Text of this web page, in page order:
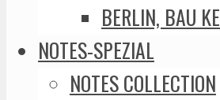
BERLIN, BAU
NOTES-SPEZIAL
NOTES COLLECTION